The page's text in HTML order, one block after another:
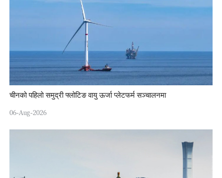
चीनको पहिलो समुद्री फ्लोटिङ वायु ऊर्जा प्लेटफर्म सञ्चालनमा
06-Aug-2026